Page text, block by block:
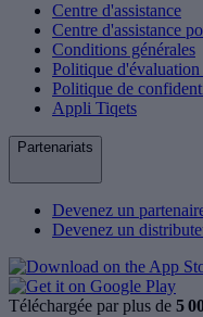
Centre d'assistance
Centre d'assistance
Conditions générales
Politique d'évaluation
Politique de
Appli Tiqets
Partenariats
Devenez un
Devenez un
Téléchargée par plus de 5